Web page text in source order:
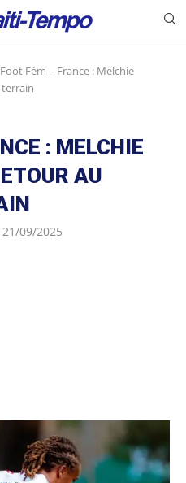
Foot Fém – France : Melchie
: MELCHIE
AU
21/09/2025